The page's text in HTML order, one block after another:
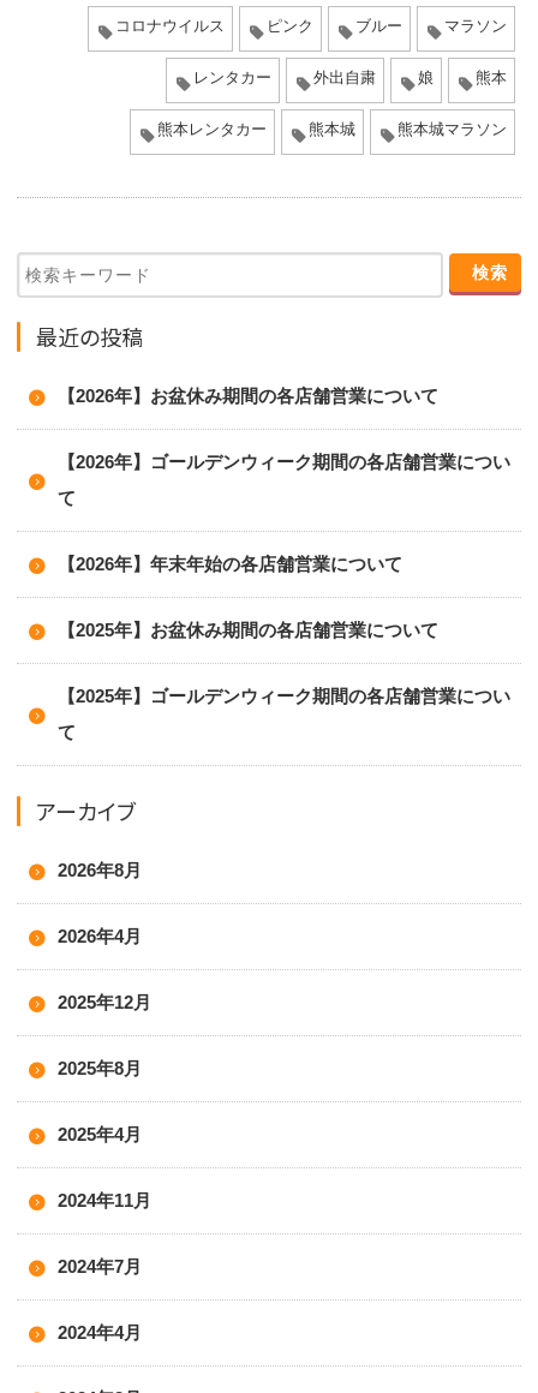
コロナウイルス ピンク ブルー マラソン
レンタカー 外出自粛 娘 熊本
熊本レンタカー 熊本城 熊本城マラソン
最近の投稿
【2026年】お盆休み期間の各店舗営業について
【2026年】ゴールデンウィーク期間の各店舗営業につい
て
【2026年】年末年始の各店舗営業について
【2025年】お盆休み期間の各店舗営業について
【2025年】ゴールデンウィーク期間の各店舗営業につい
て
アーカイブ
2026年8月
2026年4月
2025年12月
2025年8月
2025年4月
2024年11月
2024年7月
2024年4月